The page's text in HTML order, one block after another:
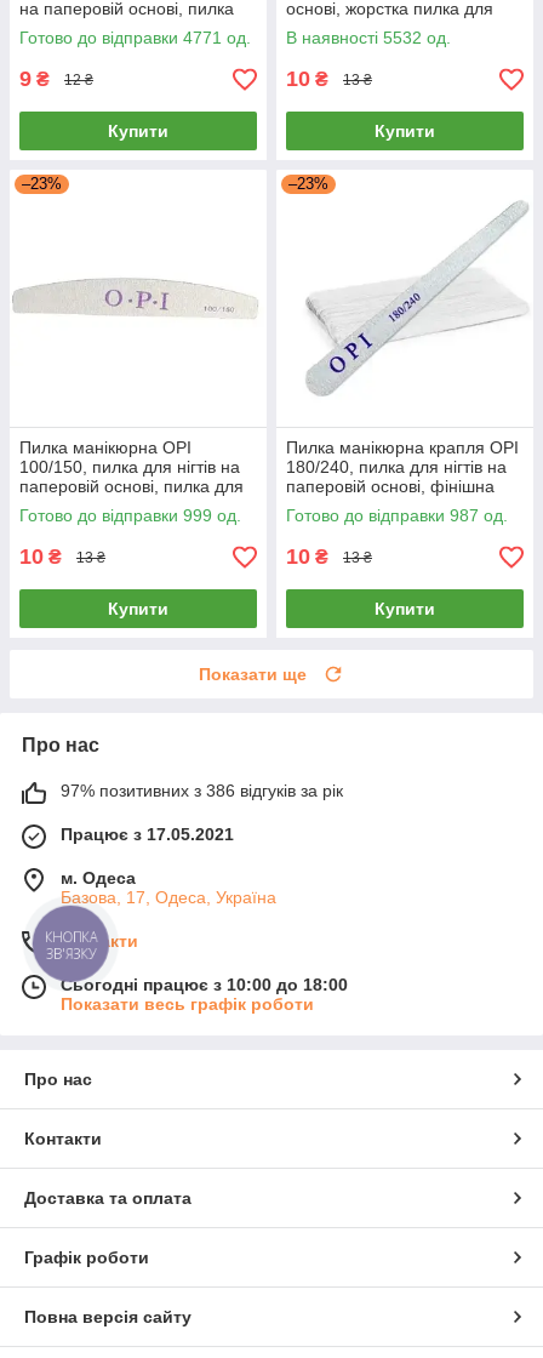
на паперовій основі, пилка
для нігтів
Готово до відправки 4771 од.
9 ₴ 12 ₴
Купити
основі, жорстка пилка для
манікюру
В наявності 5532 од.
10 ₴ 13 ₴
Купити
–23%
Пилка манікюрна OPI
100/150, пилка для нігтів на
паперовій основі, пилка для
манікюру
Готово до відправки 999 од.
10 ₴ 13 ₴
Купити
–23%
Пилка манікюрна крапля OPI
180/240, пилка для нігтів на
паперовій основі, фінішна
пилочка для манікюру
Готово до відправки 987 од.
10 ₴ 13 ₴
Купити
Показати ще
Про нас
97% позитивних з 386 відгуків за рік
Працює з 17.05.2021
м. Одеса
Базова, 17, Одеса, Україна
Контакти
Сьогодні працює з 10:00 до 18:00
Показати весь графік роботи
Про нас
Контакти
Доставка та оплата
Графік роботи
Повна версія сайту
КНОПКА
ЗВ'ЯЗКУ